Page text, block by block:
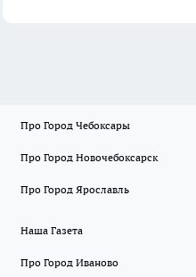
Про Город Чебоксары
Про Город Новочебоксарск
Про Город Ярославль
Наша Газета
Про Город Иваново